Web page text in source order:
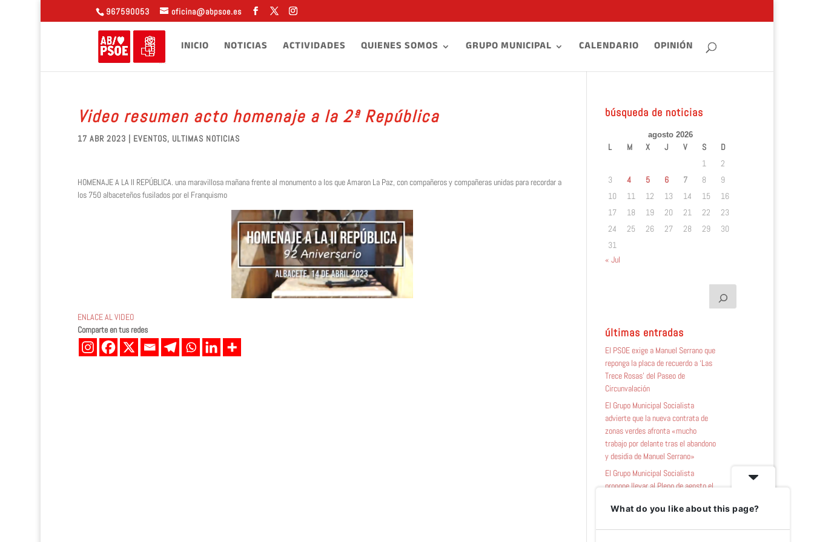
967590053 oficina@abpsoe.es
INICIO NOTICIAS ACTIVIDADES QUIENES SOMOS GRUPO MUNICIPAL CALENDARIO OPINIÓN
Video resumen acto homenaje a la 2ª República
17 ABR 2023 | EVENTOS, ULTIMAS NOTICIAS
HOMENAJE A LA II REPÚBLICA. una maravillosa mañana frente al monumento a los que Amaron La Paz, con compañeros y compañeras unidas para recordar a
los 750 albaceteños fusilados por el Franquismo
ENLACE AL VIDEO
Comparte en tus redes
búsqueda de noticias
agosto 2026
L M X J V S
D
1
2
3
4 5 6 7 8
9
10
11 12 13 14 15
16
17
18 19 20 21 22
23
24
25 26 27 28 29
30
31
« Jul
últimas entradas
El PSOE exige a Manuel Serrano que
reponga la placa de recuerdo a ‘Las
Trece Rosas’ del Paseo de
Circunvalación
El Grupo Municipal Socialista
advierte que la nueva contrata de
zonas verdes afronta «mucho
trabajo por delante tras el abandono
y desidia de Manuel Serrano»
El Grupo Municipal Socialista
propone llevar al Pleno de agosto el
amianto
El PSOE pide a Manuel Serrano
What do you like about this page?